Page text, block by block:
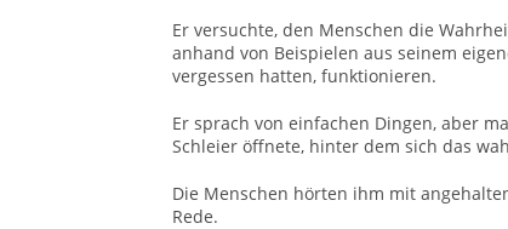
Er versuchte, den Menschen die
anhand von Beispielen aus seinem
vergessen hatten, funktionieren.
Er sprach von einfachen Dingen, aber
Schleier öffnete, hinter dem sich das
Die Menschen hörten ihm mit
Rede.